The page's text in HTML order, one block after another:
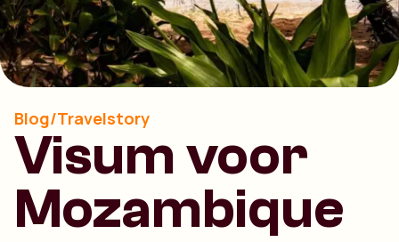
Blog/Travelstory
Visum voor
Mozambique